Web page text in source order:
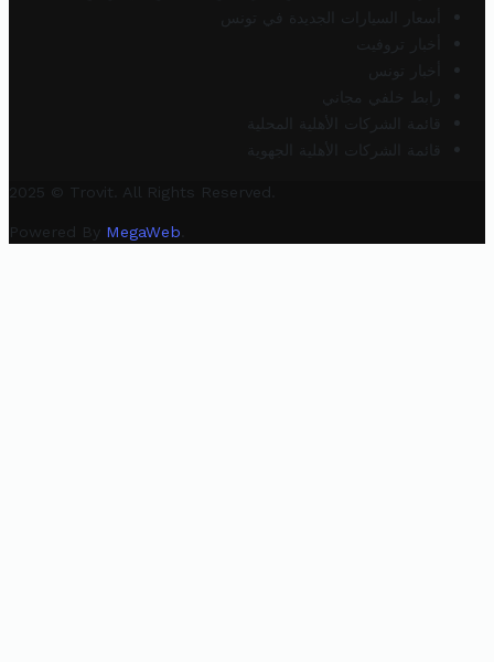
أسعار السيارات الجديدة في تونس
أخبار تروفيت
أخبار تونس
رابط خلفي مجاني
قائمة الشركات الأهلية المحلية
قائمة الشركات الأهلية الجهوية
2025 © Trovit. All Rights Reserved.
Powered By MegaWeb